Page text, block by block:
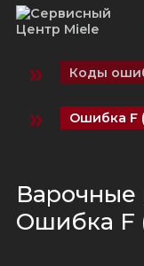
» Коды
» Ошибка F
Варочные
Ошибка F